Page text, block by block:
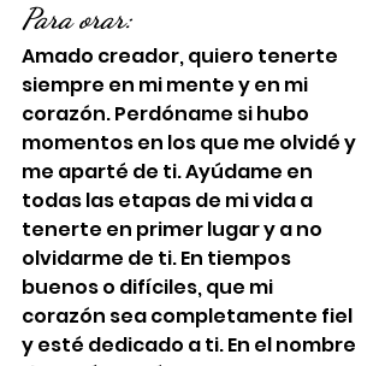
Para orar:
Amado creador, quiero tenerte
siempre en mi mente y en mi
corazón. Perdóname si hubo
momentos en los que me olvidé y
me aparté de ti. Ayúdame en
todas las etapas de mi vida a
tenerte en primer lugar y a no
olvidarme de ti. En tiempos
buenos o difíciles, que mi
corazón sea completamente fiel
y esté dedicado a ti. En el nombre